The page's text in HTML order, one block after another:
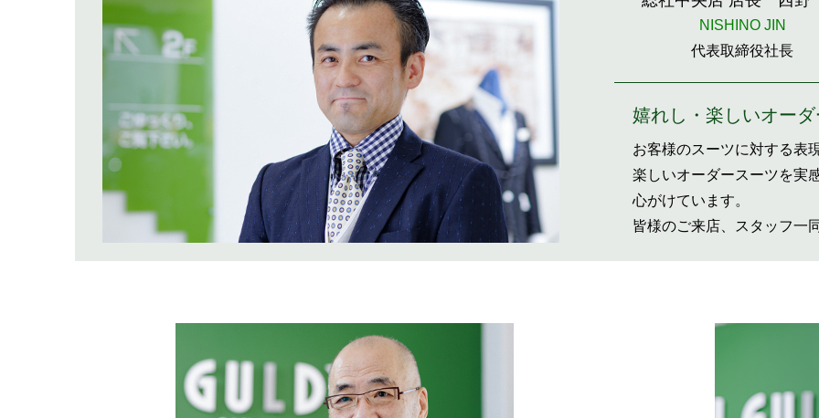
NISHINO JIN
代表取締役社長
嬉れし・楽しいオーダ
お客様のスーツに対する表
楽しいオーダースーツを実
心がけています。
皆様のご来店、スタッフ一